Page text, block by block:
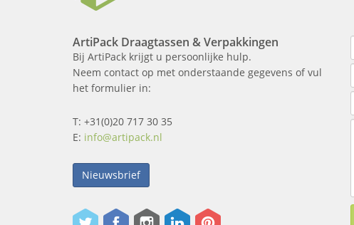
ArtiPack Draagtassen & Verpakkingen
Bij ArtiPack krijgt u persoonlijke hulp.
Neem contact op met onderstaande gegevens of vul
het formulier in:
T: +31(0)20 717 30 35
E: info@artipack.nl
Nieuwsbrief